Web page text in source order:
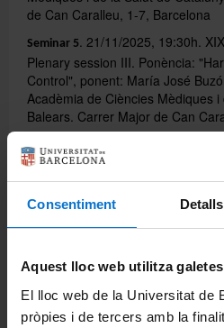
Consentiment Detalls
Aquest lloc web utilitza galetes
El lloc web de la Universitat de
pròpies i de tercers amb la
de Can Caralleu, 1-7, Barcelona
Seminar 5
. 21/11/2025, 19:30h.
Plenary session III. Ponència:
Control", ponent: María José
Acadèmia de Ciències Mèdiques
Balears. Carrer Major de Can
Share: